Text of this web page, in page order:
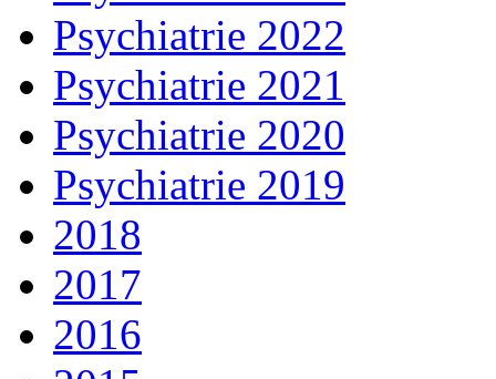
Psychiatrie 2022
Psychiatrie 2021
Psychiatrie 2020
Psychiatrie 2019
2018
2017
2016